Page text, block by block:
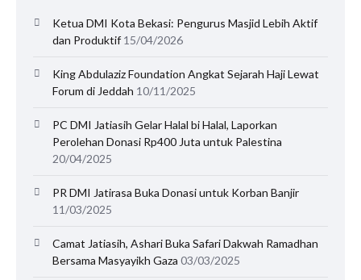
Ketua DMI Kota Bekasi: Pengurus Masjid Lebih Aktif
dan Produktif 15/04/2026
King Abdulaziz Foundation Angkat Sejarah Haji Lewat
Forum di Jeddah 10/11/2025
PC DMI Jatiasih Gelar Halal bi Halal, Laporkan
Perolehan Donasi Rp400 Juta untuk Palestina
20/04/2025
PR DMI Jatirasa Buka Donasi untuk Korban Banjir
11/03/2025
Camat Jatiasih, Ashari Buka Safari Dakwah Ramadhan
Bersama Masyayikh Gaza 03/03/2025